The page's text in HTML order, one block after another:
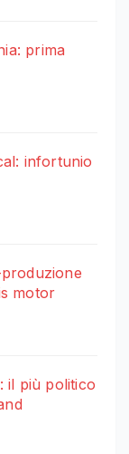
prima
infortunio
motor
il più politico